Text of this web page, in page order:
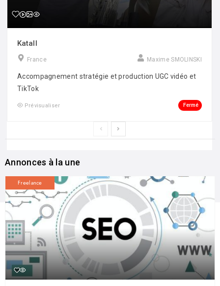
Katall
France Maxime SMOLINSKI
Accompagnement stratégie et production UGC vidéo et
TikTok
Prévisualiser Fermé
Annonces à la une
Freelance